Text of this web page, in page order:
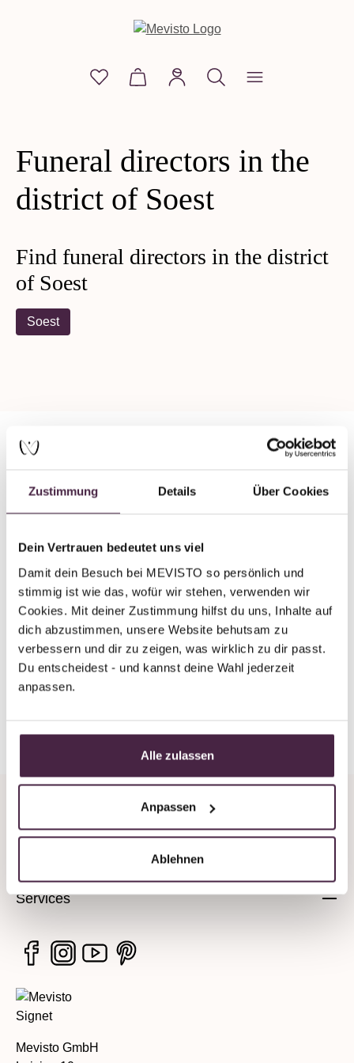
Zustimmung Details Über Cookies
Dein Vertrauen bedeutet uns viel
Damit dein Besuch bei MEVISTO so persönlich und
stimmig ist wie das, wofür wir stehen, verwenden wir
Cookies. Mit deiner Zustimmung hilfst du uns, Inhalte auf
dich abzustimmen, unsere Website behutsam zu
verbessern und dir zu zeigen, was wirklich zu dir passt.
Du entscheidest - und kannst deine Wahl jederzeit
anpassen.
Alle zulassen
Anpassen
Ablehnen
You have 0 wishlist items
Shopping cart contains 0 items.
Funeral directors in the
district of Soest
Find funeral directors in the district
of Soest
Soest
Human burial
Kleine Osthofe 11
59494 Soest
Germany
Send mail
Services
Mevisto GmbH